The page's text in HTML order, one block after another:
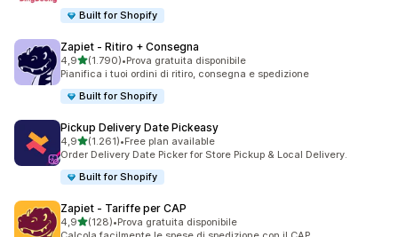
Built for Shopify
Zapiet ‑ Ritiro + Consegna
4,9stelle su 5
(1.790)
1790 recensioni totali
•Prova gratuita disponibile
Pianifica i tuoi ordini di ritiro, consegna e spedizione
Built for Shopify
Pickup Delivery Date Pickeasy
4,9stelle su 5
(1.261)
1261 recensioni totali
•Free plan available
Order Delivery Date Picker for Store Pickup & Local Delivery.
Built for Shopify
Zapiet ‑ Tariffe per CAP
4,9stelle su 5
(128)
128 recensioni totali
•Prova gratuita disponibile